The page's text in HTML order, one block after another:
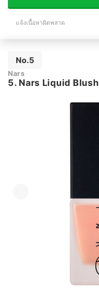
แจ้งเนื้อหาผิดพลาด
No.5
Nars
5. Nars Liquid Blush